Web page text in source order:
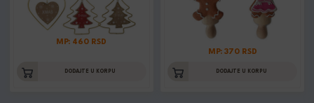
MP: 460 RSD
DODAJTE U KORPU
MP: 370 RSD
DODAJTE U KORPU